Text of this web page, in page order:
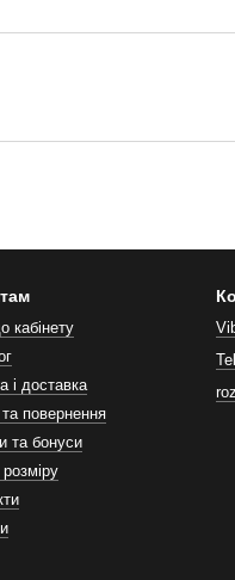
кабінету
і доставка
повернення
та бонуси
розміру